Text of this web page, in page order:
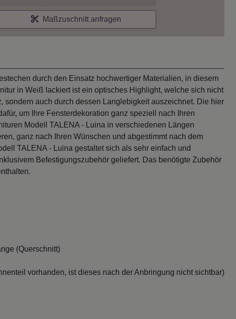
Maßzuschnitt anfragen
durch den Einsatz hochwertiger Materialien, in diesem
in Weiß lackiert ist ein optisches Highlight, welche sich nicht
auch durch dessen Langlebigkeit auszeichnet. Die hier
um Ihre Fensterdekoration ganz speziell nach Ihren
Modell TALENA - Luina in verschiedenen Längen
ganz nach Ihren Wünschen und abgestimmt nach dem
TALENA - Luina gestaltet sich als sehr einfach und
Befestigungszubehör geliefert. Das benötigte Zubehör
(Querschnitt)
vorhanden, ist dieses nach der Anbringung nicht sichtbar)